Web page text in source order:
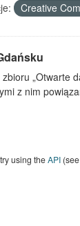
Creative
„Otwarte
z nim
using theAPI(see